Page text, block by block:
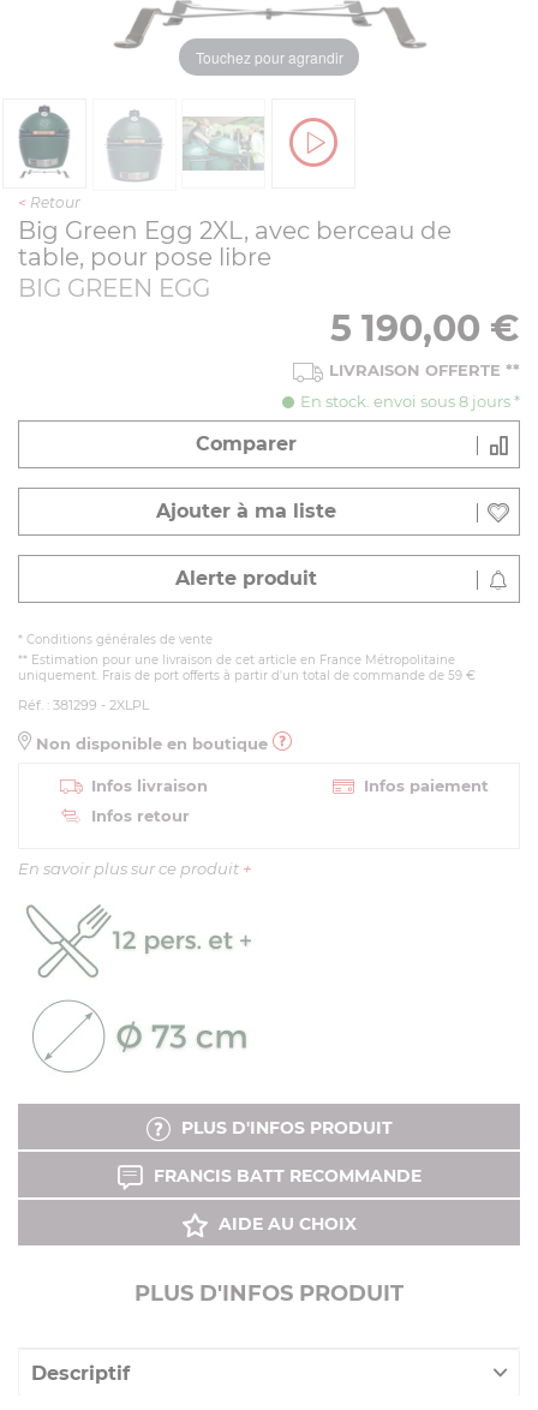
Touchez pour agrandir
< Retour
Big Green Egg 2XL, avec berceau de
table, pour pose libre
BIG GREEN EGG
5 190,00 €
LIVRAISON OFFERTE **
En stock. envoi sous 8 jours *
Comparer
Ajouter à ma liste
Alerte produit
* Conditions générales de vente
** Estimation pour une livraison de cet article en France Métropolitaine
uniquement. Frais de port offerts à partir d'un total de commande de 59 €
Réf. : 381299 - 2XLPL
Non disponible en boutique
Infos livraison
Infos paiement
Infos retour
En savoir plus sur ce produit +
PLUS D'INFOS PRODUIT
FRANCIS BATT RECOMMANDE
AIDE AU CHOIX
PLUS D'INFOS PRODUIT
Descriptif